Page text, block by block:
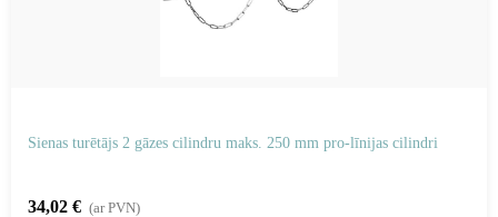
Sienas turētājs 2 gāzes cilindru maks. 250 mm pro-līnijas cilindri
34,02 € (ar PVN)